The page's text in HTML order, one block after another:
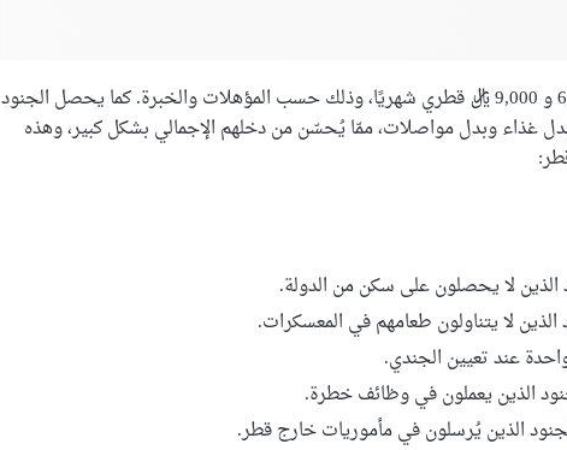
يتراوح راتب الجندي القطري ما بين 6,500 و 9,000 ريال قطري شهريًا، وذلك حسب المؤهلات والخبرة. كما يحصل الجنود
غذاء وبدل مواصلات، ممّا يُحسّن من دخلهم الإجمالي بشكل كبير، وهذه
الذين لا يحصلون على سكن من الدولة.
الذين لا يتناولون طعامهم في المعسكرات.
عند تعيين الجندي.
الذين يعملون في وظائف خطرة.
الذين يُرسلون في مأموريات خارج قطر.